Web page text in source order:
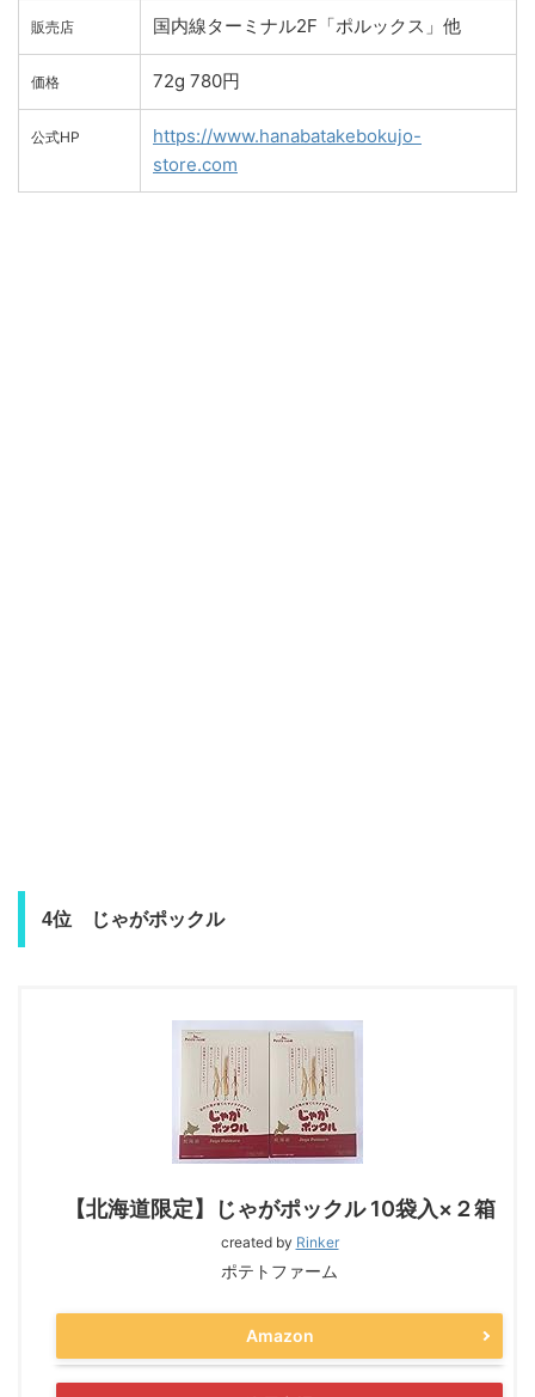
販売店 国内線ターミナル2F「ポルックス」他
価格 72g 780円
公式HP
https://www.hanabatakebokujo-
store.com
4位 じゃがポックル
【北海道限定】じゃがポックル 10袋入×２箱
created by Rinker
ポテトファーム
Amazon